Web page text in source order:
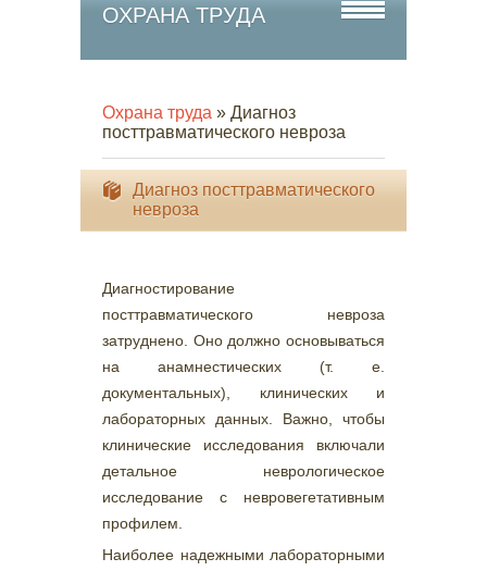
ОХРАНА ТРУДА
Охрана труда » Диагноз
посттравматического невроза
Диагноз посттравматического
невроза
Диагностирование
посттравматического невроза
затруднено. Оно должно основываться
на анамнестических (т. е.
документальных), клинических и
лабораторных данных. Важно, чтобы
клинические исследования включали
детальное неврологическое
исследование с невровегетативным
профилем.
Наиболее надежными лабораторными